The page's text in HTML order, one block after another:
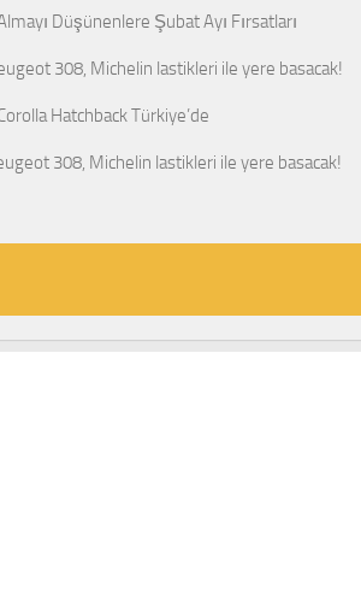
Düşünenlere Şubat Ayı Fırsatları
308, Michelin lastikleri ile yere basacak!
Hatchback Türkiye’de
308, Michelin lastikleri ile yere basacak!